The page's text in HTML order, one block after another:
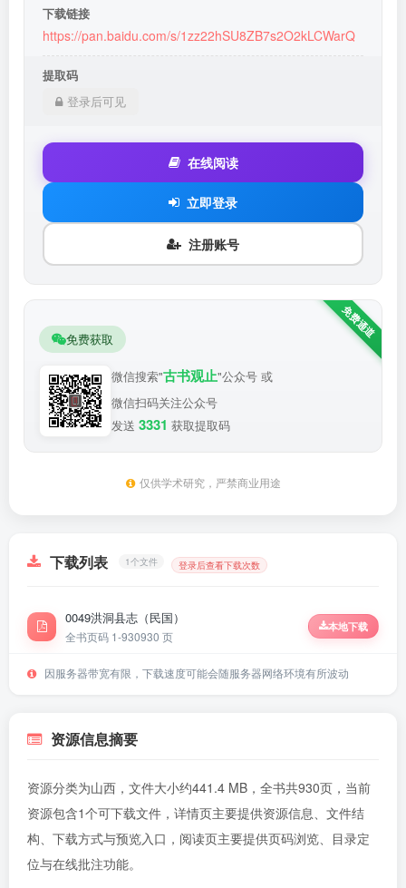
下载链接
https://pan.baidu.com/s/1zz22hSU8ZB7s2O2kLCWarQ
提取码
登录后可见
在线阅读
立即登录
注册账号
免费获取
微信搜索"古书观止"公众号 或
微信扫码关注公众号
发送 3331 获取提取码
仅供学术研究，严禁商业用途
下载列表 1个文件 登录后查看下载次数
0049洪洞县志（民国）
全书页码 1-930930 页
本地下载
因服务器带宽有限，下载速度可能会随服务器网络环境有所波动
资源信息摘要
资源分类为山西，文件大小约441.4 MB，全书共930页，当前
资源包含1个可下载文件，详情页主要提供资源信息、文件结
构、下载方式与预览入口，阅读页主要提供页码浏览、目录定
位与在线批注功能。